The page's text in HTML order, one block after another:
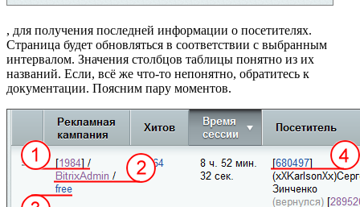
, для получения последней информации о посетителях.
Страница будет обновляться в соответствии с выбранным
интервалом. Значения столбцов таблицы понятно из их
названий. Если, всё же что-то непонятно, обратитесь к
документации. Поясним пару моментов.